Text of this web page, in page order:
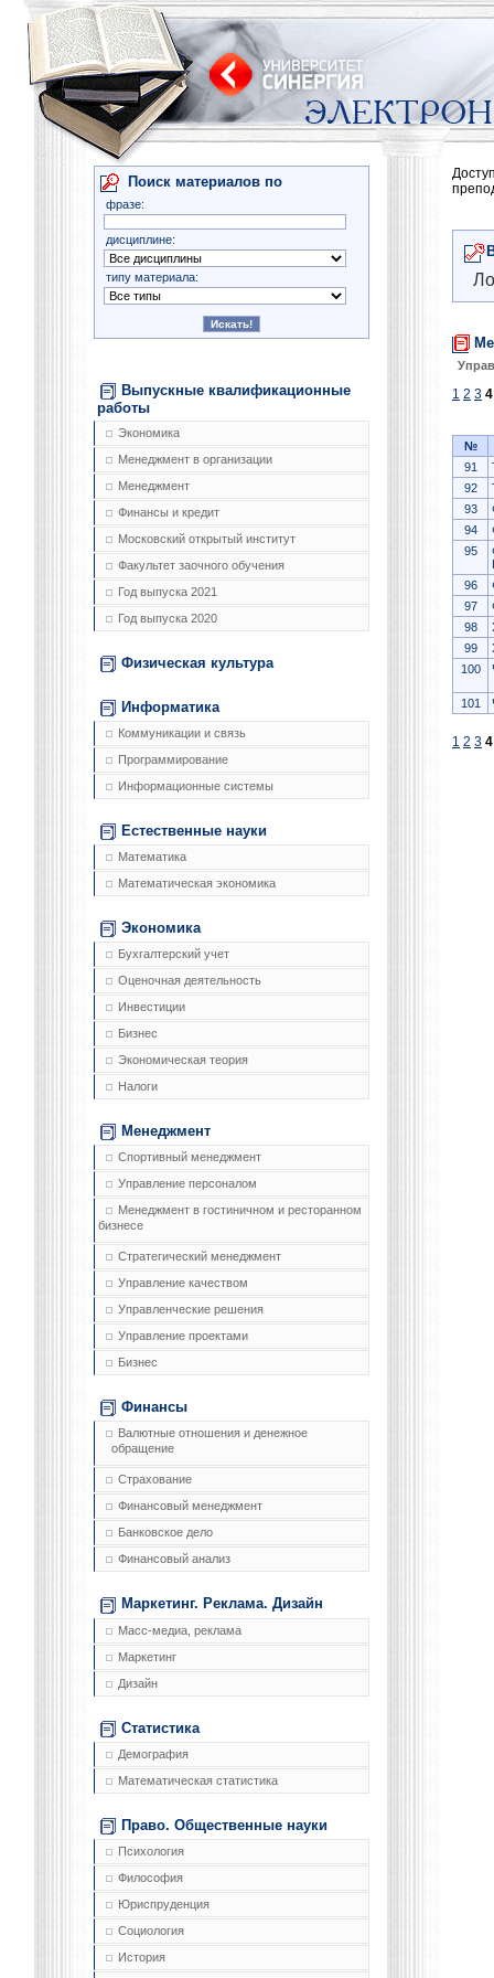
Поиск материалов по
фразе:
дисциплине:
типу материала:
Выпускные квалификационные
работы
Экономика
Менеджмент в организации
Менеджмент
Финансы и кредит
Московский открытый институт
Факультет заочного обучения
Год выпуска 2021
Год выпуска 2020
Физическая культура
Информатика
Коммуникации и связь
Программирование
Информационные системы
Естественные науки
Математика
Математическая экономика
Экономика
Бухгалтерский учет
Оценочная деятельность
Инвестиции
Бизнес
Экономическая теория
Налоги
Менеджмент
Спортивный менеджмент
Управление персоналом
Менеджмент в гостиничном и ресторанном
бизнесе
Стратегический менеджмент
Управление качеством
Управленческие решения
Управление проектами
Бизнес
Финансы
Валютные отношения и денежное
обращение
Страхование
Финансовый менеджмент
Банковское дело
Финансовый анализ
Маркетинг. Реклама. Дизайн
Масс-медиа, реклама
Маркетинг
Дизайн
Статистика
Демография
Математическая статистика
Право. Общественные науки
Психология
Философия
Юриспруденция
Социология
История
1 2 3 4
№
91
92
93
94
95
96
97
98
99
100
101
1 2 3 4